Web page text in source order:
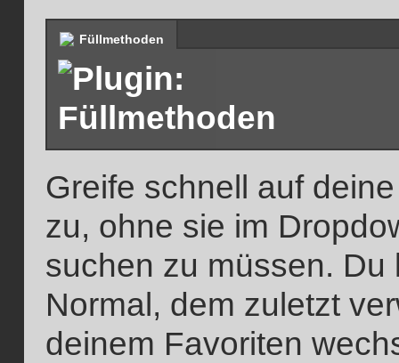
Füllmethoden
Greife schnell auf
zu, ohne sie im
suchen zu müssen.
Normal, dem zuletzt
deinem Favoriten